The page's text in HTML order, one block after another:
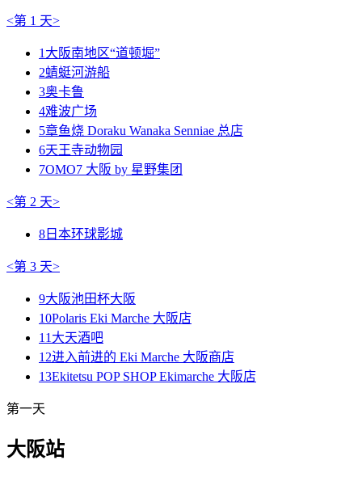
<第 1 天>
1 大阪南地区“道顿堀”
2蜻蜓河游船
3奥卡鲁
4难波广场
5章鱼烧 Doraku Wanaka Senniae 总店
6天王寺动物园
7OMO7 大阪 by 星野集团
<第 2 天>
8 日本环球影城
<第 3 天>
9大阪池田杯大阪
10Polaris Eki Marche 大阪店
11 大天酒吧
12进入前进的 Eki Marche 大阪商店
13Ekitetsu POP SHOP Ekimarche 大阪店
第一天
大阪站